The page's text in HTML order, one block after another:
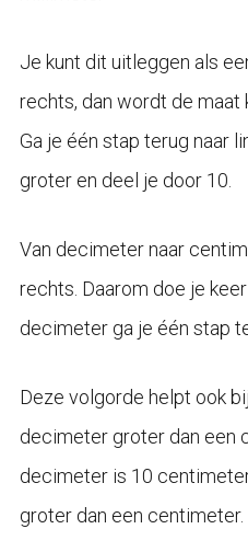
Je kunt dit uitleggen als
rechts, dan wordt de maat
Ga je één stap terug naar
groter en deel je door 10.
Van decimeter naar
rechts. Daarom doe je
decimeter ga je één stap
Deze volgorde helpt ook
decimeter groter dan een
decimeter is 10
groter dan een centimeter.